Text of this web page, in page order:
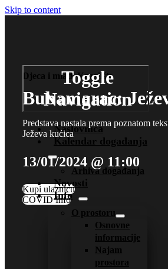
Skip to content
Toggle
Navigation
Naslovnica
Kalendar događanja
Arhiva događanja
Novosti
Info
O prostoru
Osnovne
informacije
Najam
prostora
Djeca i mladi Kazalište
Bubamarac:
Predstava nastala prema poznatom
Ježeva kućica
13/01/2024 @ 11:00
Kupi ulaznicu
COVID Info